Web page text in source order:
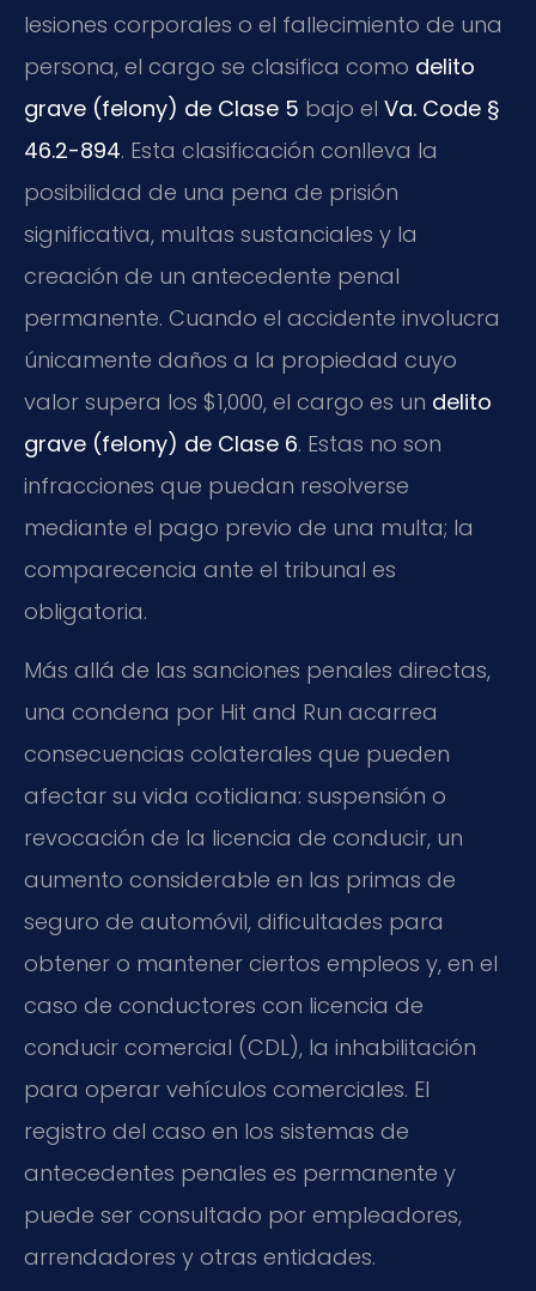
lesiones corporales o el fallecimiento de una
persona, el cargo se clasifica como delito
grave (felony) de Clase 5 bajo el Va. Code §
46.2-894. Esta clasificación conlleva la
posibilidad de una pena de prisión
significativa, multas sustanciales y la
creación de un antecedente penal
permanente. Cuando el accidente involucra
únicamente daños a la propiedad cuyo
valor supera los $1,000, el cargo es un delito
grave (felony) de Clase 6. Estas no son
infracciones que puedan resolverse
mediante el pago previo de una multa; la
comparecencia ante el tribunal es
obligatoria.
Más allá de las sanciones penales directas,
una condena por Hit and Run acarrea
consecuencias colaterales que pueden
afectar su vida cotidiana: suspensión o
revocación de la licencia de conducir, un
aumento considerable en las primas de
seguro de automóvil, dificultades para
obtener o mantener ciertos empleos y, en el
caso de conductores con licencia de
conducir comercial (CDL), la inhabilitación
para operar vehículos comerciales. El
registro del caso en los sistemas de
antecedentes penales es permanente y
puede ser consultado por empleadores,
arrendadores y otras entidades.